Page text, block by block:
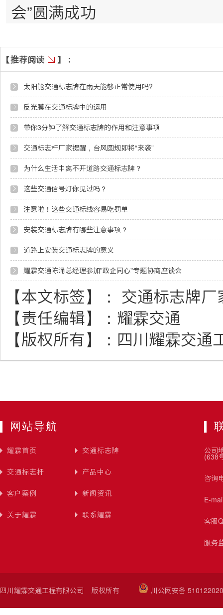
会”圆满成功
太阳能交通标志牌在雨天能够正常使用吗?
反光膜在交通标牌中的运用
带你3分钟了解交通标志牌的作用和注意事项
交通标志杆厂家提醒，台风圆规即将“来袭”
为什么生活中离不开道路交通标志牌？
这些交通信号灯你见过吗？
注意啦！这些交通标线容易吃罚单
安装交通标志牌有哪些注意事项？
道路上安装交通标志牌的意义
耀霖交通陈涌总经理参加"政企同心"专题协商座谈会
【本文标签】：
交通标志牌
【责任编辑】： 耀霖交通
【版权所有】： 四川耀霖交通
网站导航
耀霖首页 交通标志牌
交通标志杆 产品中心
客户案例 新闻资讯
关于耀霖 联系耀霖
公司
(638
咨询
E-
客服
服务
四川耀霖交通工程有限公司 版权所有 川公网安备